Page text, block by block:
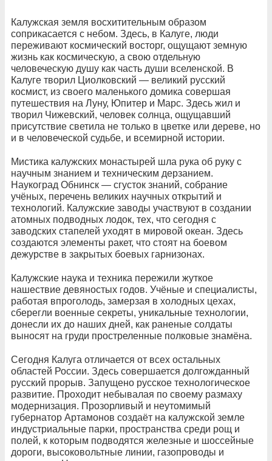
Калужская земля восхитительным образом
соприкасается с небом. Здесь, в Калуге, люди
переживают космический восторг, ощущают земную
жизнь как космическую, а свою отдельную
человеческую душу как часть души вселенской. В
Калуге творил Циолковский — великий русский
космист, из своего маленького домика совершая
путешествия на Луну, Юпитер и Марс. Здесь жил и
творил Чижевский, человек солнца, ощущавший
присутствие светила не только в цветке или дереве, но
и в человеческой судьбе, и всемирной истории.
Мистика калужских монастырей шла рука об руку с
научным знанием и техническим дерзанием.
Наукоград Обнинск — сгусток знаний, собрание
учёных, перечень великих научных открытий и
технологий. Калужские заводы участвуют в создании
атомных подводных лодок, тех, что сегодня с
заводских стапелей уходят в мировой океан. Здесь
создаются элементы ракет, что стоят на боевом
дежурстве в закрытых боевых гарнизонах.
Калужские наука и техника пережили жуткое
нашествие девяностых годов. Учёные и специалисты,
работая впроголодь, замерзая в холодных цехах,
сберегли военные секреты, уникальные технологии,
донесли их до наших дней, как раненые солдаты
выносят на груди простреленные полковые знамёна.
Сегодня Калуга отличается от всех остальных
областей России. Здесь совершается долгожданный
русский прорыв. Запущено русское технологическое
развитие. Проходит небывалая по своему размаху
модернизация. Прозорливый и неутомимый
губернатор Артамонов создаёт на калужской земле
индустриальные парки, пространства среди рощ и
полей, к которым подводятся железные и шоссейные
дороги, высоковольтные линии, газопроводы и